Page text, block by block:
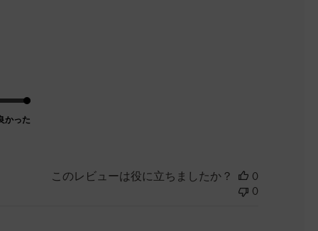
かった
このレビューは役に立ちましたか？
0
0